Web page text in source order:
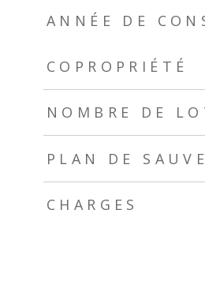
ANNÉE DE
COPROPRIÉTÉ
NOMBRE DE
PLAN DE
CHARGES